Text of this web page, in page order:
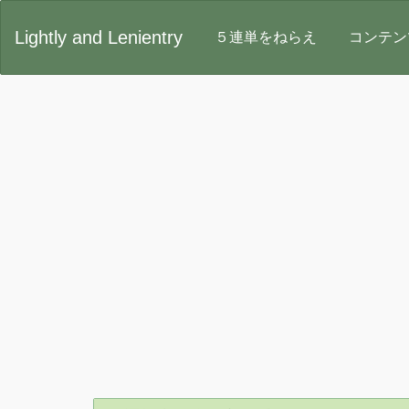
Lightly and Lenientry ５連単をねらえ コンテン